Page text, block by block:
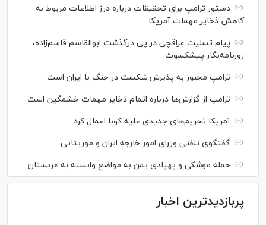
دستور ترامپ برای تحقیقات درباره درز اطلاعات مربوط به
کاهش ذخایر مهمات آمریکا
پیام تسلیت عراقچی در پی درگذشت ابوالقاسم قاسم‌زاده،
روزنامه‌نگار پیشکسوت
ترامپ مجبور به پذیرش شکست در جنگ با ایران است
ترامپ از گزارش‌ها درباره اتمام ذخایر مهمات خشمگین است
آمریکا تحریم‌های جدیدی علیه کوبا اعمال کرد
گفتگوی تلفنی وزرای امور خارجه ایران و موریتانی
حمله موشکی و پهپادی یمن به مواضع وابسته به عربستان
پربازدیدترین اخبار